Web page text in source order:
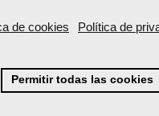
de cookies Política de
Permitir todas las cookies